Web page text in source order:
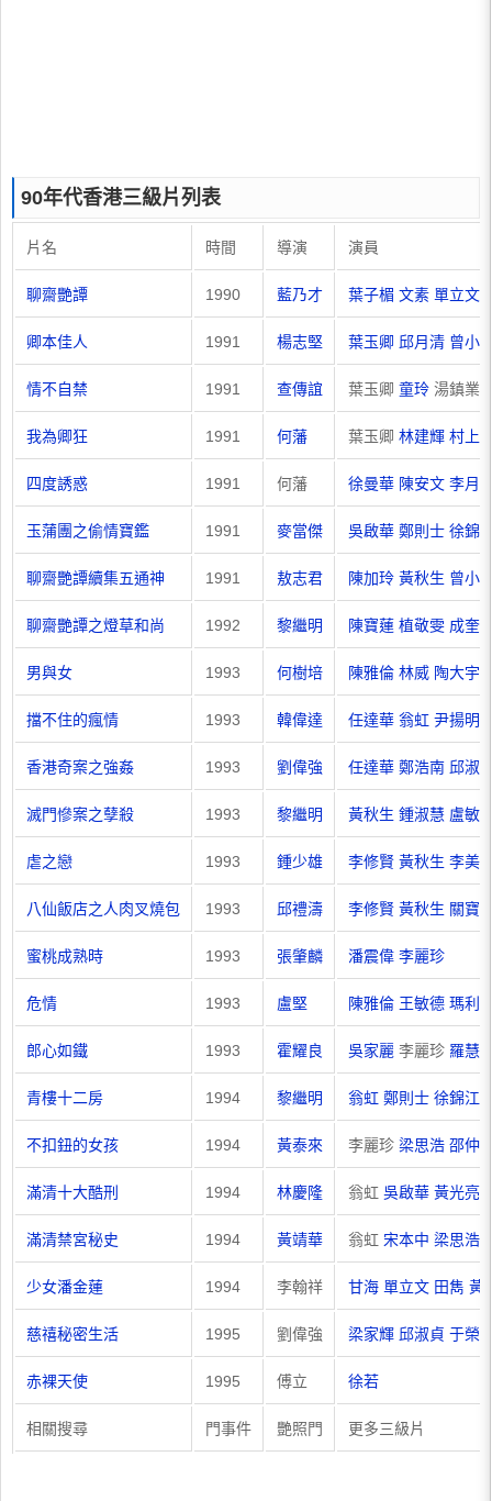
90年代香港三級片列表
片名 時間 導演 演員
聊齋艷譚 1990 藍乃才 葉子楣 文素 單立文
卿本佳人 1991 楊志堅 葉玉卿 邱月清 曾小
情不自禁 1991 查傳誼 葉玉卿 童玲 湯鎮業
我為卿狂 1991 何藩 葉玉卿 林建輝 村上
四度誘惑 1991 何藩 徐曼華 陳安文 李月
玉蒲團之偷情寶鑑 1991 麥當傑 吳啟華 鄭則士 徐錦
聊齋艷譚續集五通神 1991 敖志君 陳加玲 黃秋生 曾小
聊齋艷譚之燈草和尚 1992 黎繼明 陳寶蓮 植敬雯 成奎
男與女 1993 何樹培 陳雅倫 林威 陶大宇
擋不住的瘋情 1993 韓偉達 任達華 翁虹 尹揚明
香港奇案之強姦 1993 劉偉強 任達華 鄭浩南 邱淑
滅門慘案之孽殺 1993 黎繼明 黃秋生 鍾淑慧 盧敏
虐之戀 1993 鍾少雄 李修賢 黃秋生 李美
八仙飯店之人肉叉燒包 1993 邱禮濤 李修賢 黃秋生 關寶
蜜桃成熟時 1993 張肇麟 潘震偉 李麗珍
危情 1993 盧堅 陳雅倫 王敏德 瑪利
郎心如鐵 1993 霍耀良 吳家麗 李麗珍 羅慧
青樓十二房 1994 黎繼明 翁虹 鄭則士 徐錦江
不扣鈕的女孩 1994 黃泰來 李麗珍 梁思浩 邵仲
滿清十大酷刑 1994 林慶隆 翁虹 吳啟華 黃光亮
滿清禁宮秘史 1994 黃靖華 翁虹 宋本中 梁思浩
少女潘金蓮 1994 李翰祥 甘海 單立文 田雋 黃
慈禧秘密生活 1995 劉偉強 梁家輝 邱淑貞 于榮
赤裸天使 1995 傅立 徐若
相關搜尋 門事件 艷照門 更多三級片